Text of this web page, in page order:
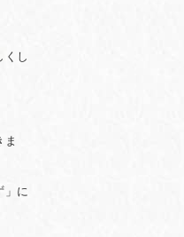
くし
ま
」に